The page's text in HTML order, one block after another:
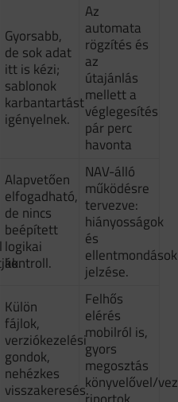
Gyorsabb,
de sok adat
itt is kézi;
sablonok
karbantartást
igényelnek.
Az
automata
rögzítés és
az
útajánlás
mellett a
véglegesítés
pár perc
havonta
Alapvetően
elfogadható,
de nincs
beépített
logikai
kontroll.
NAV-álló
működésre
tervezve:
hiányosságok
és
ellentmondások
jelzése.
Külön
fájlok,
verziókezelési
gondok,
nehézkes
visszakeresés.
Felhős
elérés
mobilról is,
gyors
megosztás
könyvelővel/